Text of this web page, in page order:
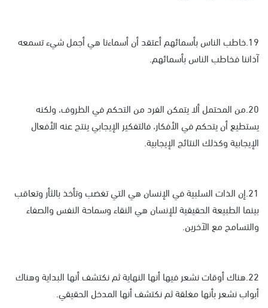
19.خاطب الناس بأسمائهم أعتقد أن أسماءنا هي أجمل شيء تسمعه
آذاننا فخاطب الناس بأسمائهم.
20.من المحتمل ألا يتمكن الفرد من التحكم في الظروف، ولكنه
يستطيع أن يتحكم في الأفكار، فالتفكير الإيجابي ينتج عنه الأفعال
الإيجابية وكذلك النتائج الإيجابية.
21.إن الذات السلبية في الإنسان هي التي تغضب وتأخذ بالثأر وتعاقب
بينما الطبيعة الحقيقية للإنسان هي النقاء وسماحة النفس والصفاء
والتسامح مع الآخرين.
22.هناك أوقات نشعر فيها أنها النهاية ثم نكتشف أنها البداية وهناك
أبواب نشعر بأنها مغلقة ثم نكتشف أنها المدخل الحقيقي.